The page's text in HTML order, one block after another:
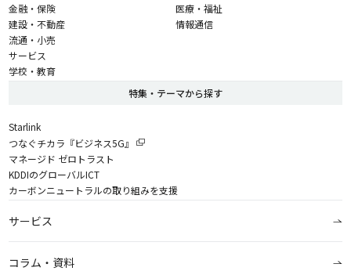
金融・保険
建設・不動産
流通・小売
サービス
学校・教育
医療・福祉
情報通信
特集・テーマから探す
Starlink
つなぐチカラ『ビジネス5G』
マネージド ゼロトラスト
KDDIのグローバルICT
カーボンニュートラルの取り組みを支援
サービス
コラム・資料